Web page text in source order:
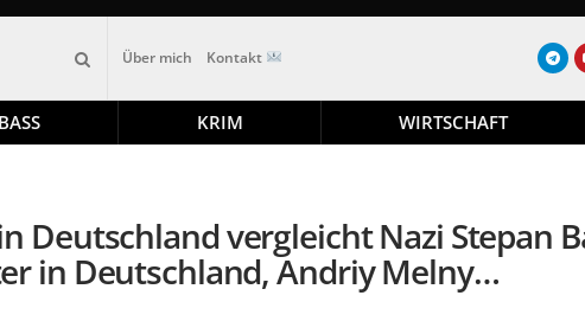
Über mich Kontakt
KRIM WIRTSCHAFT
Deutschland vergleicht Nazi Stepan
in Deutschland, Andriy Melny…